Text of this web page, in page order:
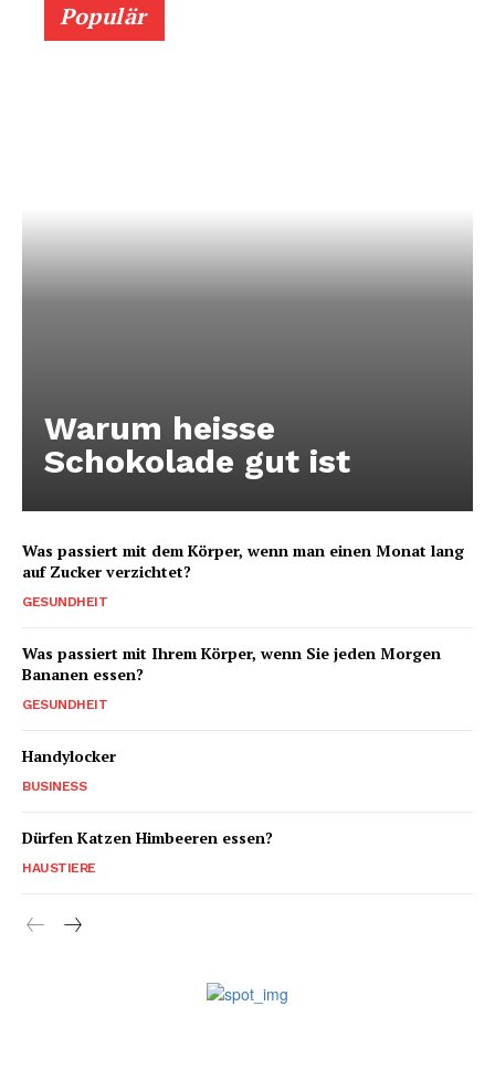
Populär
Warum heisse
Schokolade gut ist
Was passiert mit dem Körper, wenn man einen Monat lang
auf Zucker verzichtet?
GESUNDHEIT
Was passiert mit Ihrem Körper, wenn Sie jeden Morgen
Bananen essen?
GESUNDHEIT
Handylocker
BUSINESS
Dürfen Katzen Himbeeren essen?
HAUSTIERE